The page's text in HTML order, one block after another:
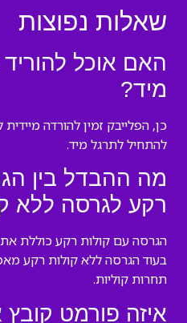
שאלות נפוצות
האם אוכל
מיד?
כן, הפלייבק זמין להורדה
להתחיל לתרגל מיד.
מה ההבדל בין
רקע לגרסה ללא
הגרסה עם קולות רקע כוללת
בעוד הגרסה ללא קולות רקע
תחרות קוליות.
איזה פורמט